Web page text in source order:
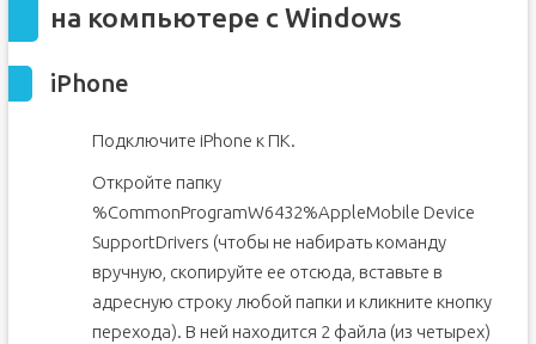
на компьютере с Windows
iPhone
Подключите iPhone к ПК.
Откройте папку
%CommonProgramW6432%AppleMobile Device
SupportDrivers (чтобы не набирать команду
вручную, скопируйте ее отсюда, вставьте в
адресную строку любой папки и кликните кнопку
перехода). В ней находится 2 файла (из четырех)